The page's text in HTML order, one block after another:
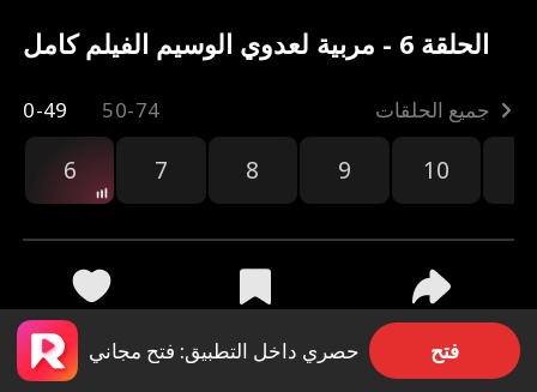
الحلقة 6 - مربية لعدوي الوسيم الفيلم كامل
0-49 50-74 جميع الحلقات
6 7 8 9 10
759 مشاركة
حصري داخل التطبيق: فتح مجاني فتح